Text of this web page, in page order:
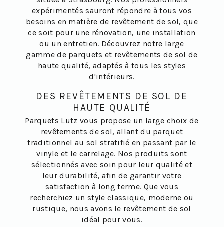
expérimentés sauront répondre à tous vos
besoins en matière de revêtement de sol, que
ce soit pour une rénovation, une installation
ou un entretien. Découvrez notre large
gamme de parquets et revêtements de sol de
haute qualité, adaptés à tous les styles
d'intérieurs.
DES REVÊTEMENTS DE SOL DE
HAUTE QUALITÉ
Parquets Lutz vous propose un large choix de
revêtements de sol, allant du parquet
traditionnel au sol stratifié en passant par le
vinyle et le carrelage. Nos produits sont
sélectionnés avec soin pour leur qualité et
leur durabilité, afin de garantir votre
satisfaction à long terme. Que vous
recherchiez un style classique, moderne ou
rustique, nous avons le revêtement de sol
idéal pour vous.